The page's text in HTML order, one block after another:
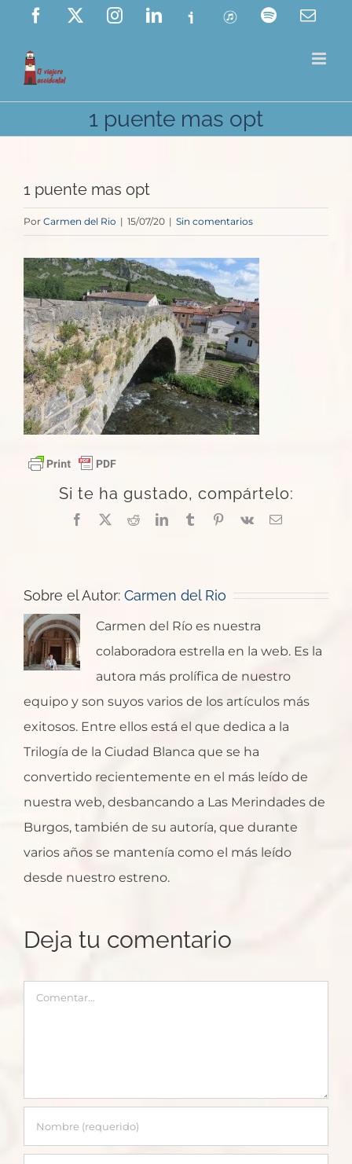
Saltar
contenido
Facebook InstagramLinkedIn
Ivoox ITunes Spotify
1 puente mas opt
1 puente mas opt
Por Carmen del Rio | 15/07/20 | Sin comentarios
Si te ha gustado, compártelo:
Facebook
X RedditLinkedInTumblrPinterest
Vk
Correo
Sobre el Autor: Carmen del Rio
Carmen del Río es nuestra
colaboradora estrella en la web. Es la
autora más prolífica de nuestro
equipo y son suyos varios de los artículos más
exitosos. Entre ellos está el que dedica a la
Trilogía de la Ciudad Blanca que se ha
convertido recientemente en el más leído de
nuestra web, desbancando a Las Merindades de
Burgos, también de su autoría, que durante
varios años se mantenía como el más leído
desde nuestro estreno.
Deja tu comentario
Comentar